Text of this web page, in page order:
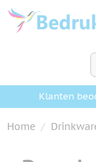
Ga naar de inhoud
Klanten
Home /